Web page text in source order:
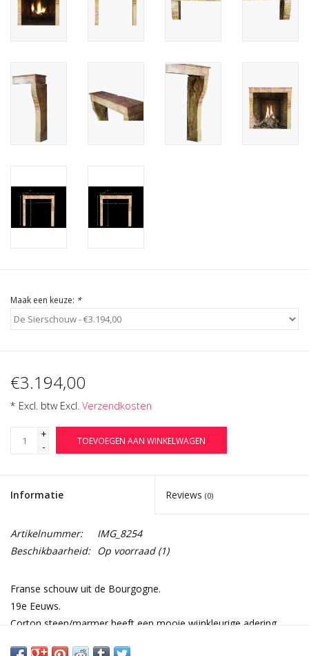
Login
Maak een keuze: *
€3.194,00
* Excl. btw Excl. Verzendkosten
+
-
TOEVOEGEN AAN WINKELWAGEN
Informatie Reviews (0)
Artikelnummer:
IMG_8254
Beschikbaarheid: Op voorraad(1)
Franse schouw uit de Bourgogne.
19e Eeuws.
Corton steen/marmer heeft een mooie wijnkleurige adering.